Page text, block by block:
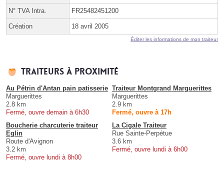
N° TVA Intra. FR25482451200
Création 18 avril 2005
Éditer les informations de mon traiteur
Traiteurs à proximité
Au Pétrin d'Antan pain patisserie
Marguerittes
2.8 km
Fermé, ouvre demain à 6h30
Traiteur Montgrand Marguerittes
Marguerittes
2.9 km
Fermé, ouvre à 17h
Boucherie charcuterie traiteur
Eglin
Route d'Avignon
3.2 km
Fermé, ouvre lundi à 8h00
La Cigale Traiteur
Rue Sainte-Perpétue
3.6 km
Fermé, ouvre lundi à 6h00